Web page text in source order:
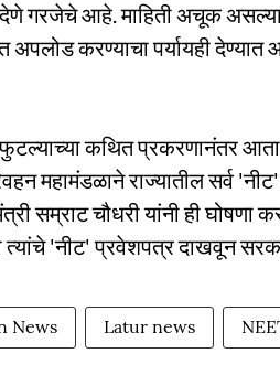
गरजेचे आहे. माहिती अचूक
करण्याचा पर्यायही
कथित प्रकरणानंतर आता
महामंडळाने राज्यातील सर्व
सम्राट चौधरी यांनी ही घोषणा
त्यांचे 'नीट' प्रवेशपत्र दाखवून
News Latur news